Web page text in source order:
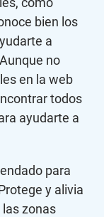
bien los
a
no
en la web
todos
ayudarte a
para
y alivia
zonas